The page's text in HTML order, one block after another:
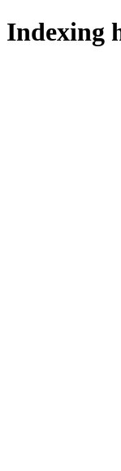
Indexing